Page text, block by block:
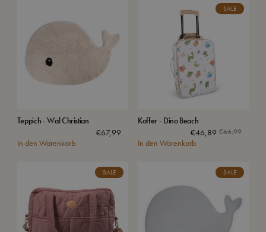
Teppich - Wal Christian
€67,99
In den Warenkorb
SALE
Koffer - Dino Beach
€66,99
€46,89
In den Warenkorb
SALE SALE